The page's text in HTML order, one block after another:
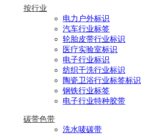
按行业
电力户外标识
汽车行业标签
轮胎皮带行业标识
医疗实验室标识
电子行业标识
纺织干洗行业标识
陶瓷卫浴行业标签标识
钢铁行业标签
电子行业特种胶带
碳带色带
洗水唛碳带